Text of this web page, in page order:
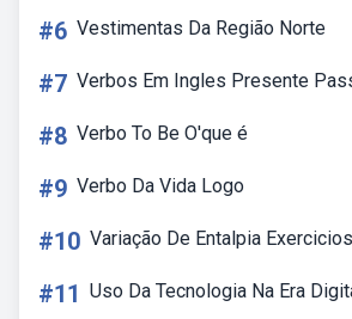
#6 Vestimentas Da Região Norte
#7 Verbos Em Ingles Presente
#8 Verbo To Be O'que é
#9 Verbo Da Vida Logo
#10 Variação De Entalpia Exercicios
#11 Uso Da Tecnologia Na Era